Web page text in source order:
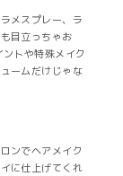
メスプレー、ラ
目立っちゃお
トや特殊メイク
ームだけじゃな
ンでヘアメイク
に仕上げてくれ